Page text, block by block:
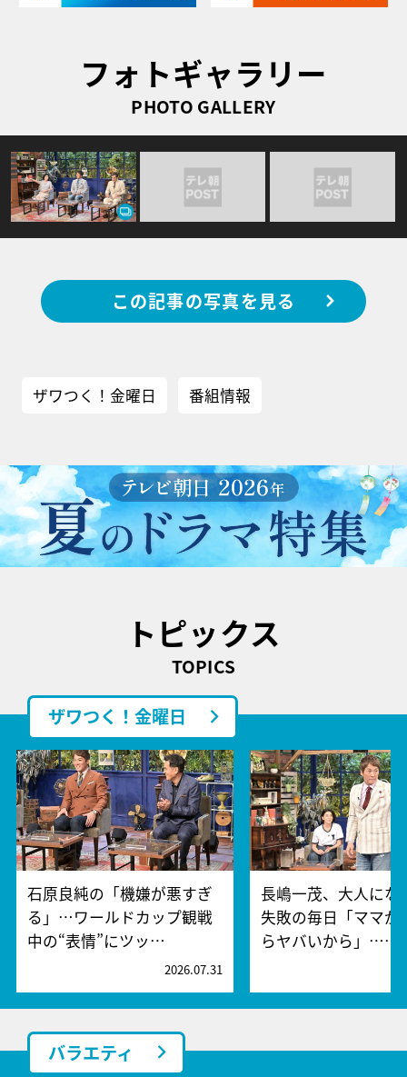
フォトギャラリー
PHOTO GALLERY
この記事の写真を見る
ザワつく！金曜日 番組情報
トピックス
TOPICS
ザワつく！金曜日
石原良純の「機嫌が悪すぎ
る」…ワールドカップ観戦
中の“表情”にツッ…
2026.07.31
長嶋一茂、大人にな
失敗の毎日「ママが
らヤバいから」……
バラエティ